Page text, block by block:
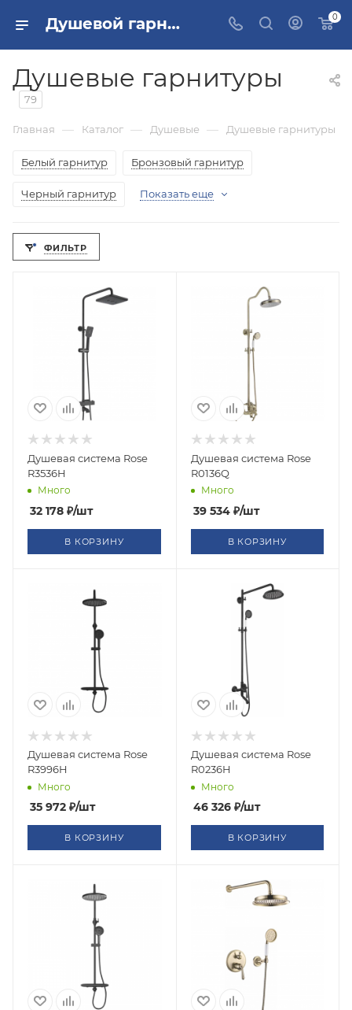
Душевой гарнитур купить | Душевой набор гарнитур цена в Москве и РФ 0
Душевые гарнитуры
79
Главная — Каталог — Душевые — Душевые гарнитуры
Белый гарнитур Бронзовый гарнитур
Черный гарнитур Показать еще
ФИЛЬТР
Душевая система Rose
R3536H
Много
32 178 ₽/шт
В КОРЗИНУ
Душевая система Rose
R0136Q
Много
39 534₽/шт
В КОРЗИНУ
Душевая система Rose
R3996H
Много
35 972 ₽/шт
В КОРЗИНУ
Душевая система Rose
R0236H
Много
46 326₽/шт
В КОРЗИНУ